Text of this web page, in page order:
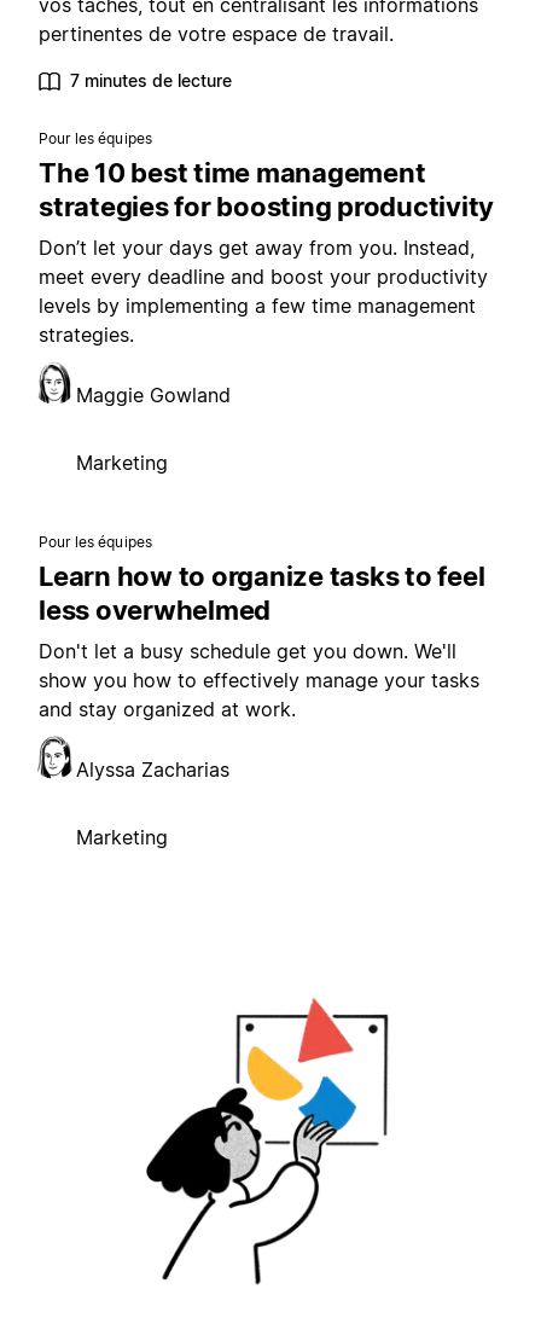
vos tâches, tout en centralisant les informations
pertinentes de votre espace de travail.
7 minutes de lecture
Pour les équipes
The 10 best time management
strategies for boosting productivity
Don’t let your days get away from you. Instead,
meet every deadline and boost your productivity
levels by implementing a few time management
strategies.
Maggie Gowland
Marketing
Pour les équipes
Learn how to organize tasks to feel
less overwhelmed
Don't let a busy schedule get you down. We'll
show you how to effectively manage your tasks
and stay organized at work.
Alyssa Zacharias
Marketing